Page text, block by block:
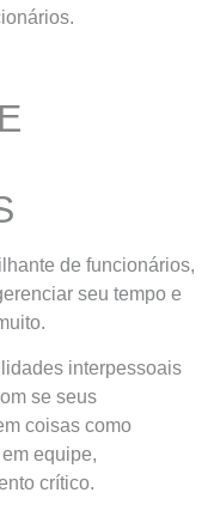
de funcionários,
seu tempo e
interpessoais
se seus
coisas como
equipe,
crítico.